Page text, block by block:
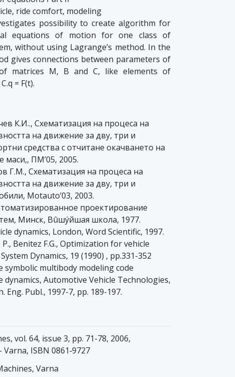
ride comfort, modeling
possibility to create algorithm for
equations of motion for one class of
without using Lagrange’s method. In the
gives connections between parameters of
matrices M, B and C, like elements of
= F(t).
К.И.., Схематизация на процеса на
на движение за дву, три и
средства с отчитане окачването на
маси,, ПМ’05, 2005.
Г.M., Схематизация на процеса на
на движение за дву, три и
Motauto’03, 2003.
проектирование
Минск, Вûшýйшая школа, 1977.
dynamics, London, Word Scientific, 1997.
Benitez F.G., Optimization for vehicle
Dynamics, 19 (1990) , pp.331-352
symbolic multibody modeling code
dynamics, Automotive Vehicle Technologies,
Eng. Publ., 1997-7, pp. 189-197.
vol. 64, issue 3, pp. 71-78, 2006,
ISBN 0861‐9727
Varna